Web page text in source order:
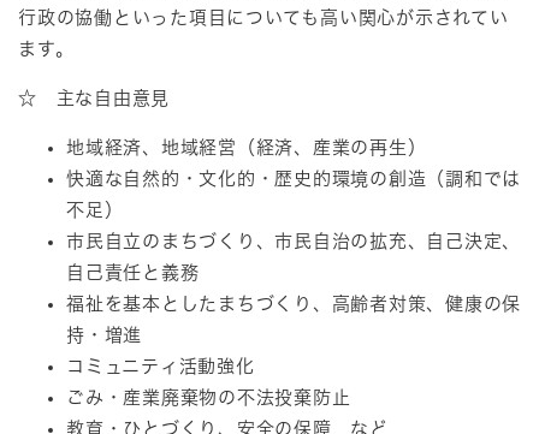
行政の協働といった項目についても高い関心が示されてい
ます。
☆ 主な自由意見
地域経済、地域経営（経済、産業の再生）
快適な自然的・文化的・歴史的環境の創造（調和では
不足）
市民自立のまちづくり、市民自治の拡充、自己決定、
自己責任と義務
福祉を基本としたまちづくり、高齢者対策、健康の保
持・増進
コミュニティ活動強化
ごみ・産業廃棄物の不法投棄防止
教育・ひとづくり、安全の保障 など